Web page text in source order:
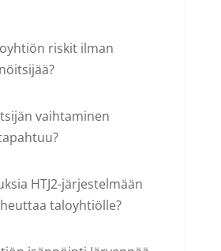
riskit ilman
vaihtaminen
HTJ2-järjestelmään
taloyhtiölle?